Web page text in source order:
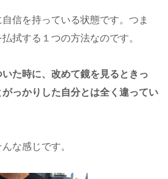
信を持っている状態です。つま
拭する１つの方法なのです。
た時に、改めて鏡を見るときっ
っかりした自分とは全く違ってい
な感じです。